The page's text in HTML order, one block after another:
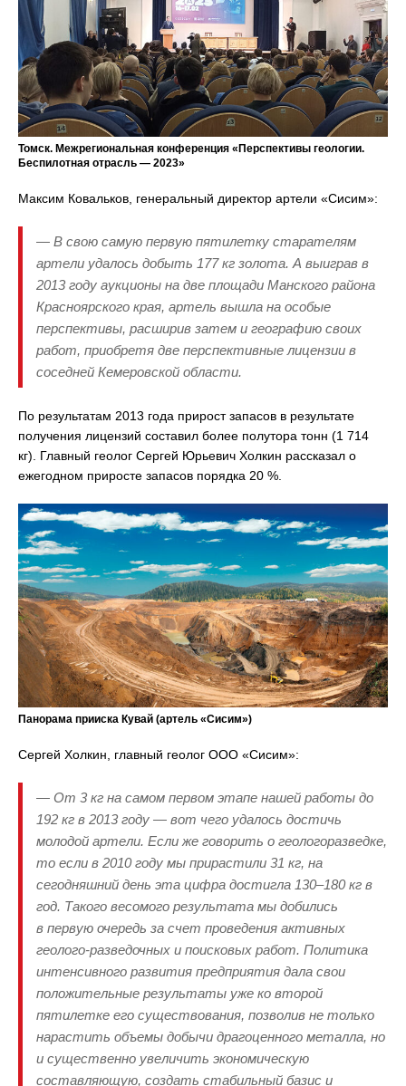
Томск. Межрегиональная конференция «Перспективы геологии.
Беспилотная отрасль — 2023»
Максим Ковальков, генеральный директор артели «Сисим»:
— В свою самую первую пятилетку старателям
артели удалось добыть 177 кг золота. А выиграв в
2013 году аукционы на две площади Манского района
Красноярского края, артель вышла на особые
перспективы, расширив затем и географию своих
работ, приобретя две перспективные лицензии в
соседней Кемеровской области.
По результатам 2013 года прирост запасов в результате
получения лицензий составил более полутора тонн (1 714
кг). Главный геолог Сергей Юрьевич Холкин рассказал о
ежегодном приросте запасов порядка 20 %.
Панорама прииска Кувай (артель «Сисим»)
Сергей Холкин, главный геолог ООО «Сисим»:
— От 3 кг на самом первом этапе нашей работы до
192 кг в 2013 году — вот чего удалось достичь
молодой артели. Если же говорить о геологоразведке,
то если в 2010 году мы прирастили 31 кг, на
сегодняшний день эта цифра достигла 130–180 кг в
год. Такого весомого результата мы добились
в первую очередь за счет проведения активных
геолого-разведочных и поисковых работ. Политика
интенсивного развития предприятия дала свои
положительные результаты уже ко второй
пятилетке его существования, позволив не только
нарастить объемы добычи драгоценного металла, но
и существенно увеличить экономическую
составляющую, создать стабильный базис и